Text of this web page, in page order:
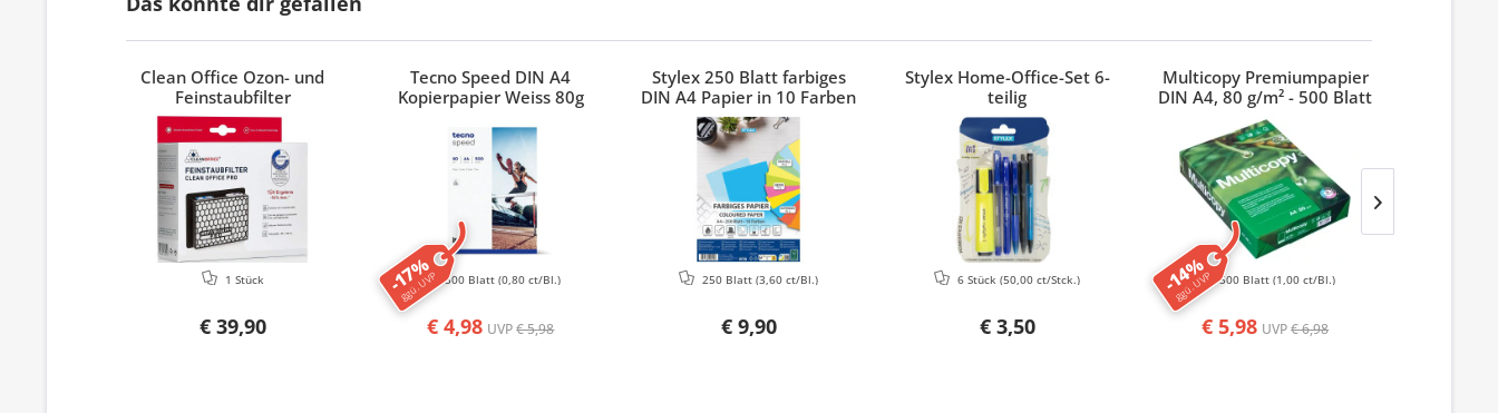
Clean Office Ozon- und
Feinstaubfilter
€ 39,90
1 Stück -17%
ggü. UVP
Tecno Speed DIN A4
Kopierpapier Weiss 80g
€ 4,98 UVP€ 5,98
500 Blatt (0,80 ct/Bl.)
Stylex 250 Blatt farbiges
DIN A4 Papier in 10 Farben
€ 9,90
250 Blatt(3,60 ct/Bl.)
Stylex Home-Office-Set 6-
teilig
€ 3,50
6 Stück(50,00 ct/Stck.) -14%
ggü. UVP
Multicopy Premiumpapier
DIN A4, 80 g/m² - 500 Blatt
€ 5,98 UVP€ 6,98
500 Blatt (1,00 ct/Bl.)